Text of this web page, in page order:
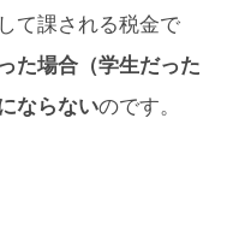
て課される税金で
た場合（学生だった
ならないのです。